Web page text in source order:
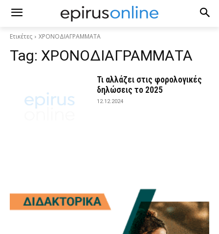
Ετικέτες ΧΡΟΝΟΔΙΑΓΡΑΜΜΑΤΑ
Tag: ΧΡΟΝΟΔΙΑΓΡΑΜΜΑΤΑ
Τι αλλάζει στις φορολογικές
δηλώσεις το 2025
12.12.2024